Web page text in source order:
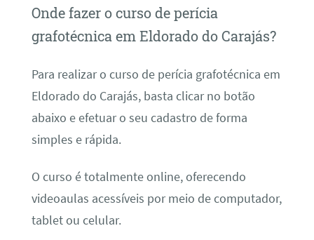
Onde fazer o curso de perícia
grafotécnica em Eldorado do Carajás?
Para realizar o curso de perícia grafotécnica em
Eldorado do Carajás, basta clicar no botão
abaixo e efetuar o seu cadastro de forma
simples e rápida.
O curso é totalmente online, oferecendo
videoaulas acessíveis por meio de computador,
tablet ou celular.